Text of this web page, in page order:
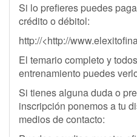
Si lo prefieres puedes
crédito o débitol:
http://<http://
El temario completo y
entrenamiento puedes
Si tienes alguna duda o
inscripción ponemos a tu
medios de contacto: